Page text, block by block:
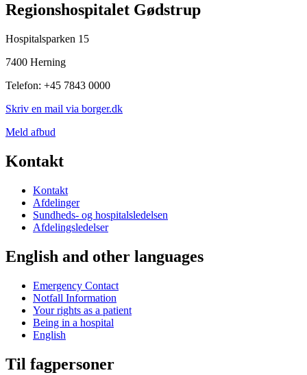
Regionshospitalet Gødstrup
Hospitalsparken 15
7400 Herning
Telefon: +45 7843 0000
Skriv en mail via borger.dk
Meld afbud
Kontakt
Kontakt
Afdelinger
Sundheds- og hospitalsledelsen
Afdelingsledelser
English and other languages
Emergency Contact
Notfall Information
Your rights as a patient
Being in a hospital
English
Til fagpersoner